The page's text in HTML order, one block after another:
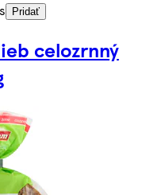
Pridať
celozrnný